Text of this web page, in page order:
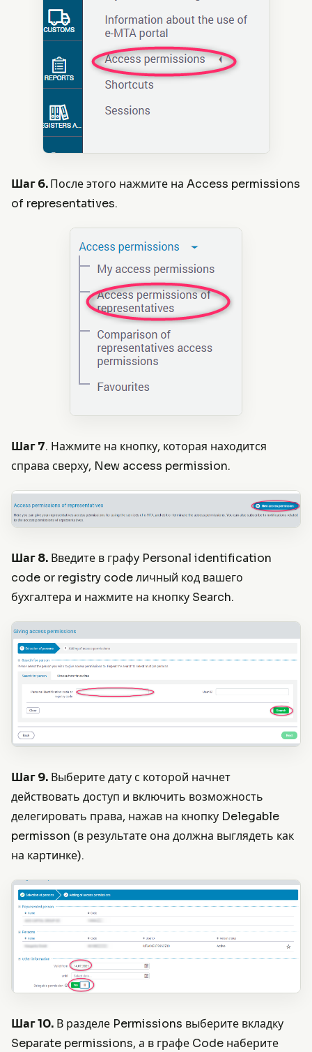
Шаг 6.После этого нажмите на Access permissions
of representatives.
Шаг 7. Нажмите на кнопку, которая находится
справа сверху, New access permission.
Шаг 8. Введите в графу Personal identification
code or registry code личный код вашего
бухгалтера и нажмите на кнопку Search.
Шаг 9. Выберите дату с которой начнет
действовать доступ и включить возможность
делегировать права, нажав на кнопку Delegable
permisson (в результате она должна выглядеть как
на картинке).
Шаг 10. В разделе Permissions выберите вкладку
Separate permissions, а в графе Code наберите